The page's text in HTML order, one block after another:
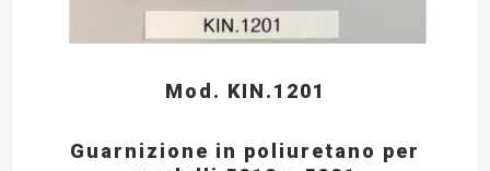
Mod. KIN.1201
Guarnizione in poliuretano per